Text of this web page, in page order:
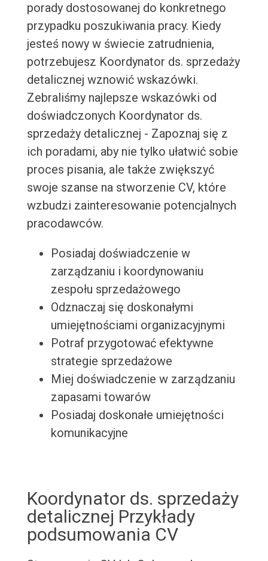
porady dostosowanej do konkretnego
przypadku poszukiwania pracy. Kiedy
jesteś nowy w świecie zatrudnienia,
potrzebujesz Koordynator ds. sprzedaży
detalicznej wznowić wskazówki.
Zebraliśmy najlepsze wskazówki od
doświadczonych Koordynator ds.
sprzedaży detalicznej - Zapoznaj się z
ich poradami, aby nie tylko ułatwić sobie
proces pisania, ale także zwiększyć
swoje szanse na stworzenie CV, które
wzbudzi zainteresowanie potencjalnych
pracodawców.
Posiadaj doświadczenie w
zarządzaniu i koordynowaniu
zespołu sprzedażowego
Odznaczaj się doskonałymi
umiejętnościami organizacyjnymi
Potraf przygotować efektywne
strategie sprzedażowe
Miej doświadczenie w zarządzaniu
zapasami towarów
Posiadaj doskonałe umiejętności
komunikacyjne
Koordynator ds. sprzedaży
detalicznej Przykłady
podsumowania CV